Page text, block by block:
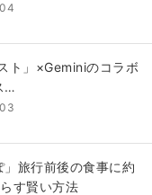
ト」×Geminiのコラボ
…
」旅行前後の食事に約
す賢い方法